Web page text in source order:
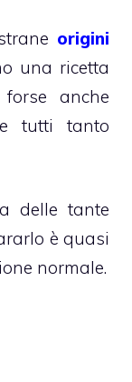
origini
una ricetta
anche
tutti tanto
delle tante
è quasi
normale.